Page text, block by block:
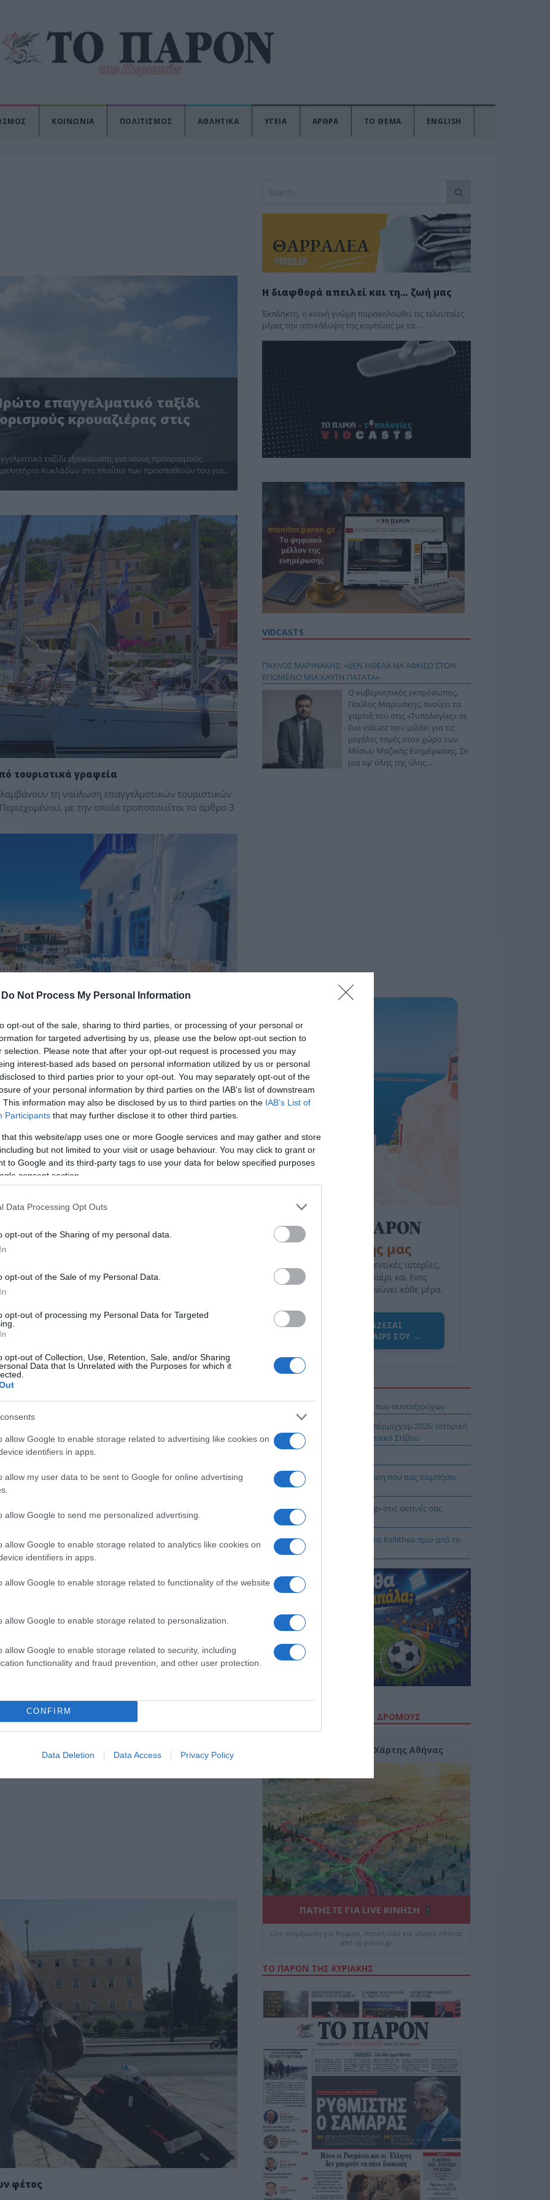
Do Not Process My Personal Information
opt-out of the sale, sharing to third parties, or processing of your personal or
for targeted advertising by us, please use the below opt-out section to
selection. Please note that after your opt-out request is processed you may
interest-based ads based on personal information utilized by us or personal
to third parties prior to your opt-out. You may separately opt-out of the
of your personal information by third parties on the IAB’s list of downstream
This information may also be disclosed by us to third parties on the IAB’s List of
Participants that may further disclose it to other third parties.
that this website/app uses one or more Google services and may gather and store
but not limited to your visit or usage behaviour. You may click to grant or
to Google and its third-party tags to use your data for below specified purposes
consent section.
Data Processing Opt Outs
opt-out of the Sharing of my personal data.
opt-out of the Sale of my Personal Data.
opt-out of processing my Personal Data for Targeted
opt-out of Collection, Use, Retention, Sale, and/or Sharing
Data that Is Unrelated with the Purposes for which it
allow Google to enable storage related to advertising like cookies on
identifiers in apps.
allow my user data to be sent to Google for online advertising
allow Google to send me personalized advertising.
allow Google to enable storage related to analytics like cookies on
identifiers in apps.
allow Google to enable storage related to functionality of the website
allow Google to enable storage related to personalization.
allow Google to enable storage related to security, including
functionality and fraud prevention, and other user protection.
CONFIRM
Data Deletion Data Access Privacy Policy
ΚΟΙΝΩΝΙΑ ΠΟΛΙΤΙΣΜΟΣ ΑΘΛΗΤΙΚΑ ΥΓΕΙΑ ΑΡΘΡΑ ΤΟ ΘΕΜΑ ENGLISH
επαγγελματικό ταξίδι
κρουαζιέρας στις
ταξίδι εξοικείωσης για νέους προορισμούς
Κυκλάδων στο πλαίσιο των προσπαθειών του για…
τουριστικά γραφεία
τη ναύλωση επαγγελματικών τουριστικών
με την οποία τροποποιείται το άρθρο 3
η Ελλάδα στην ικανοποίηση των πελατών Μπορεί
τα αντίβαρα αποδίδουν και… διορθώνουν την […]
διακοπών για τους Βρετανούς
σε πακέτα διακοπών για τους Βρετανούς
διακοπών, σύμφωνα με την […]
είναι ένας από τους ισχυρότερους προορισμούς
ο πρόεδρος της Ευρωπαϊκής […]
φέτος
Η διαφθορά απειλεί και τη… ζωή μας
Έκπληκτη, η κοινή γνώμη παρακολουθεί τις τελευταίες
μέρες την αποκάλυψη της κο­μπίνας με τα…
VIDCASTS
ΠΑΥΛΟΣ ΜΑΡΙΝΑΚΗΣ: «ΔΕΝ ΗΘΕΛΑ ΝΑ ΑΦΗΣΩ ΣΤΟΝ
ΕΠΟΜΕΝΟ ΜΙΑ ΚΑΥΤΗ ΠΑΤΑΤΑ»
Ο κυβερνητικός εκπρόσωπος,
Παύλος Μαρινάκης, ανοίγει τα
χαρτιά του στις «Τυπολογίες» σε
ένα vidcast που μιλάει για τις
μεγάλες τομές στον χώρο των
Μέσων Μαζικής Ενημέρωσης. Σε
μια εφ’ όλης της ύλης
της Ζωής μας
Οι άνθρωποι, οι αυθεντικές ιστορίες,
το ελληνικό καλοκαίρι και ένας
πολιτισμός που μας ενώνει κάθε μέρα.
ΌΣΑ ΧΡΕΙΆΖΕΣΑΙ
ΓΙΑ ΤΟ ΚΑΛΟΚΑΊΡΙ ΣΟΥ →
Προβληματίζει το κύμα φυγής των συνταξιούχων
Αντίστροφη μέτρηση για το Μπέρμιγχαμ 2026: Ιστορική
ελληνική παρουσία στο Ευρωπαϊκό Στίβου
Τι πρέπει να κάνετε σε περίπτωση που σας τσιμπήσει
μωβ μέδουσα
Πώς να κάνετε «smart spending» στις φετινές σας
διακοπές
ΑΕΚ: Πρόβα τζενεράλε με Athens Kallithea πριν από το
Super Cup
ΔΕΙΤΕ ΤΗΝ ΚΙΝΗΣΗ ΣΤΟΥΣ ΔΡΌΜΟΥΣ
Κίνηση Τώρα: Live Χάρτης Αθήνας
ΠΑΤΗΣΤΕ ΓΙΑ LIVE ΚΙΝΗΣΗ
Live ενημέρωση για Κηφισό, Αττική Οδό και κέντρο Αθήνας
από το paron.gr
ΤΟ ΠΑΡΟΝ ΤΗΣ ΚΥΡΙΑΚΗΣ